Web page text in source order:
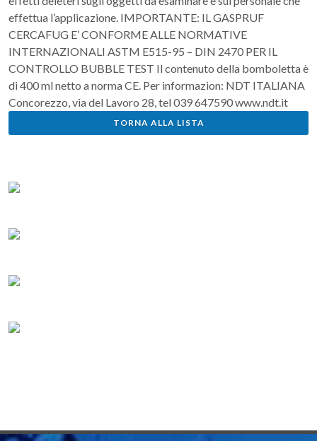
effettua l’applicazione. IMPORTANTE: IL GASPRUF
CERCAFUG E’ CONFORME ALLE NORMATIVE
INTERNAZIONALI ASTM E515-95 – DIN 2470 PER IL
CONTROLLO BUBBLE TEST Il contenuto della bomboletta è
di 400 ml netto a norma CE. Per informazion: NDT ITALIANA
Concorezzo, via del Lavoro 28, tel 039 647590 www.ndt.it
TORNA ALLA LISTA